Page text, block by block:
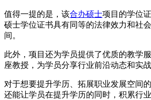
值得一提的是，该合办硕士项目的学位
硕士学位证书具有同等的法律效力和社
间。
此外，项目还为学员提供了优质的教学
座教授，为学员分享行业前沿动态和实
对于想要提升学历、拓展职业发展空间
还能让学员在提升学历的同时，积累行